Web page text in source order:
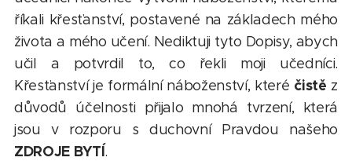
říkali křesťanství, postavené na základech mého
života a mého učení. Nediktuji tyto Dopisy, abych
učil a potvrdil to, co řekli moji učedníci.
Křesťanství je formální náboženství, které čistě z
důvodů účelnosti přijalo mnohá tvrzení, která
jsou v rozporu s duchovní Pravdou našeho
ZDROJE BYTÍ.